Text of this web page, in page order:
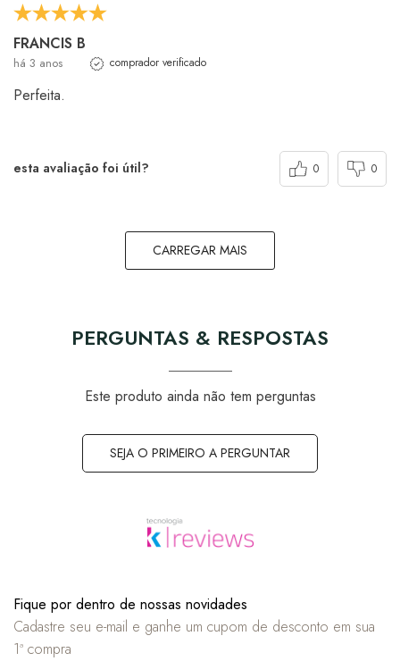
FRANCIS B
há 3 anos comprador verificado
Perfeita.
esta avaliação foi útil? 0 0
CARREGAR MAIS
PERGUNTAS & RESPOSTAS
Este produto ainda não tem perguntas
SEJA O PRIMEIRO A PERGUNTAR
Fique por dentro de nossas novidades
Cadastre seu e-mail e ganhe um cupom de desconto em sua
1ª compra